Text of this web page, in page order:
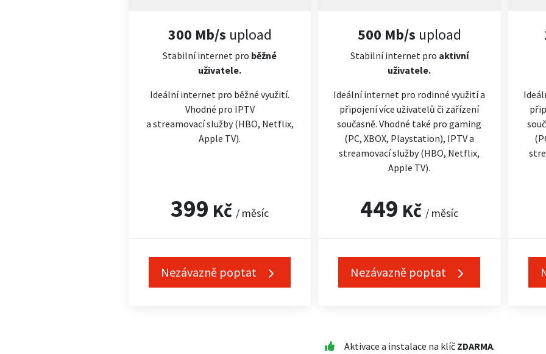
300 Mb/s upload
Stabilní internet pro běžné
uživatele.
Ideální internet pro běžné využití.
Vhodné pro IPTV
a streamovací služby (HBO, Netflix,
Apple TV).
399 Kč / měsíc
Nezávazně poptat
500 Mb/s upload
Stabilní internet pro aktivní
uživatele.
Ideální internet pro rodinné využití a
připojení více uživatelů či zařízení
současně. Vhodné také pro gaming
(PC, XBOX, Playstation), IPTV a
streamovací služby (HBO, Netflix,
Apple TV).
449 Kč / měsíc
Nezávazně poptat
Aktivace a instalace na klíč ZDARMA.